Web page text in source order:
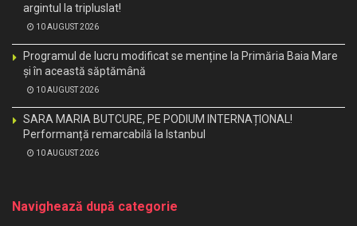
argintul la tripluslat!
10 AUGUST 2026
Programul de lucru modificat se menține la Primăria Baia Mare
și în această săptămână
10 AUGUST 2026
SARA MARIA BUTCURE, PE PODIUM INTERNAȚIONAL!
Performanță remarcabilă la Istanbul
10 AUGUST 2026
Navighează după categorie